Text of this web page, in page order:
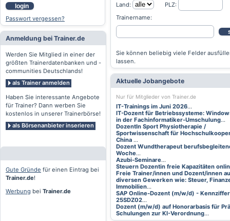
login
Passwort vergessen?
Anmeldung bei Trainer.de
Werden Sie Mitglied in einer der
größten Trainerdatenbanken und -
communities Deutschlands!
als Trainer anmelden
Haben Sie interessante Angebote
für Trainer? Dann werben Sie
kostenlos in unserer Trainerbörse!
als Börsenanbieter inserieren
Gute Gründe für einen Eintrag bei
Trainer.de!
Werbung bei Trainer.de
Land:
PLZ:
Trainername:
Sie können beliebig viele Felder
lassen.
Aktuelle Jobangebote
Nur für Mitglieder von Trainer.de
IT-Trainings im Juni 2026...
IT-Dozent für Betriebssysteme:
in der Fachinformatiker-Umschulung...
DozentIn Sport Physiotherapie /
Sportwissenschaft für
China ...
Dozent Wundtherapeut
Woche...
Azubi-Seminare...
Steuern Dozentin freie Kapazitäten
Freie Trainer/innen und Dozent/innen
diversen Gewerken wie: Steuer,
Immobilien...
SAP Online-Dozent (m/w/d) -
25SDZ02...
Dozent (m/w/d) auf Honorarbasis für
Schulungen zur KI-Verordnung...